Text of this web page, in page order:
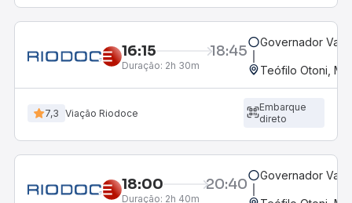
16:15 18:45
Duração: 2h 30m
Governador
Teófilo Otoni, MG
7,3 Viação Riodoce
Embarque
direto
18:00 20:40
Duração: 2h 40m
Governador